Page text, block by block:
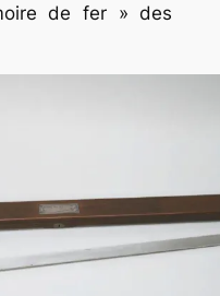
de fer » des